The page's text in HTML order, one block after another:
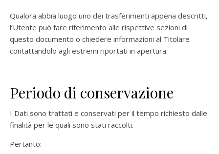
Qualora abbia luogo uno dei trasferimenti appena descritti,
l’Utente può fare riferimento alle rispettive sezioni di
questo documento o chiedere informazioni al Titolare
contattandolo agli estremi riportati in apertura.
Periodo di conservazione
I Dati sono trattati e conservati per il tempo richiesto dalle
finalità per le quali sono stati raccolti.
Pertanto: